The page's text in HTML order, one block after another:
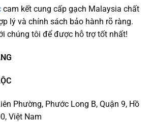
cam kết cung cấp gạch Malaysia chất
lý và chính sách bảo hành rõ ràng.
chúng tôi để được hỗ trợ tốt nhất!
Phường, Phước Long B, Quận 9, Hồ
Việt Nam